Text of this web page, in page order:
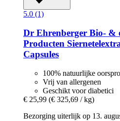
5.0 (1)
Dr Ehrenberger Bio- &
Producten
Capsules
100% natuurlijke
Vrij van allergenen
Geschikt voor diabetici
€ 25,99 (€ 325,69 / kg)
Bezorging uiterlijk op 13.